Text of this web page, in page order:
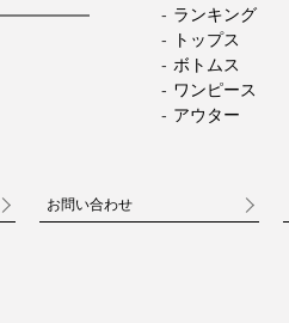
ランキング
トップス
ボトムス
ワンピース
アウター
お問い合わせ